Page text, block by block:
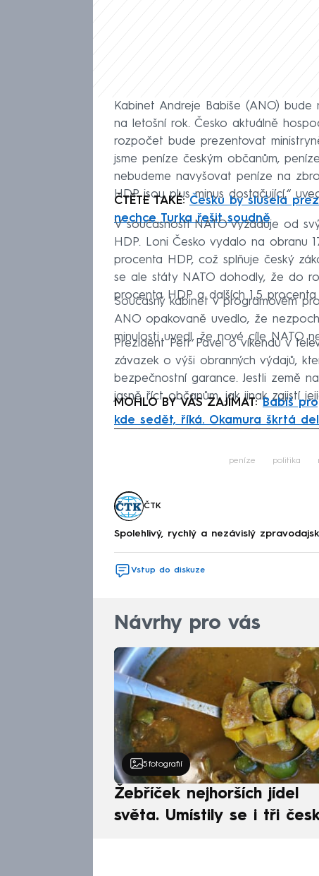
Kabinet Andreje Babiše (ANO)
na letošní rok. Česko aktuálně
rozpočet bude prezentovat
jsme peníze českým občanům,
nebudeme navyšovat peníze na
HDP jsou plus minus dostačující,“
ČTĚTE TAKÉ:Česku by slušela
nechce Turka řešit soudně
V současnosti NATO vyžaduje od
HDP. Loni Česko vydalo na obranu
procenta HDP, což splňuje český
se ale státy NATO dohodly, že do
procenta HDP a dalších 1,5
Současný kabinet v programovém
ANO opakovaně uvedlo, že
minulosti uvedl, že nové cíle NATO
Prezident Petr Pavel o víkendu v
závazek o výši obranných výdajů,
bezpečnostní garance. Jestli země
jasně říct občanům, jak jinak zajistí
MOHLO BY VÁS ZAJÍMAT:Babiš
kde sedět, říká. Okamura škrtá
peníze politika
ČTK
Spolehlivý, rychlý a nezávislý
Vstup do diskuze
Návrhy pro vás
5 fotografií
Žebříček nejhorších jídel
světa. Umístily se i tři